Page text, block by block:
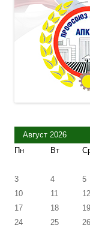
Август 2026
Пн
Вт
3
4 5
10
11 12
17
18 19
24
25 26